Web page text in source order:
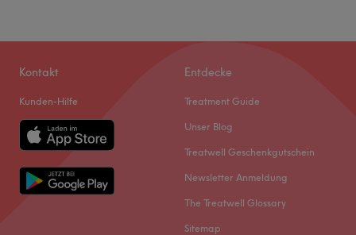
Kontakt
Kunden-Hilfe
Entdecke
Treatment Guide
Unser Blog
Treatwell Geschenkgutschein
Newsletter Anmeldung
The Treatwell Glossary
Sitemap